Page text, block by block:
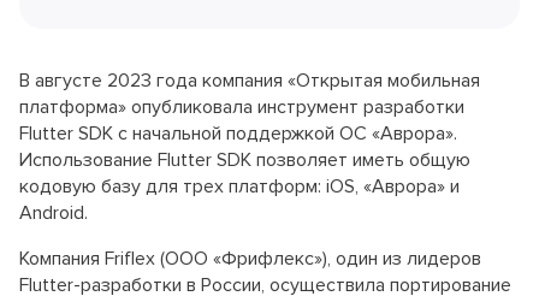
В августе 2023 года компания «Открытая мобильная
платформа» опубликовала инструмент разработки
Flutter SDK с начальной поддержкой ОС «Аврора».
Использование Flutter SDK позволяет иметь общую
кодовую базу для трех платформ: iOS, «Аврора» и
Android.
Компания Friflex (ООО «Фрифлекс»), один из лидеров
Flutter-разработки в России, осуществила портирование